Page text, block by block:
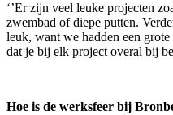
‘’Er zijn veel leuke projecten
zwembad of diepe putten.
leuk, want we hadden een
dat je bij elk project overal bij
Hoe is de werksfeer bij